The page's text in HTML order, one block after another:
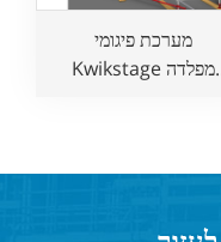
מערכת פיגומי
Kwikstage מפלדה